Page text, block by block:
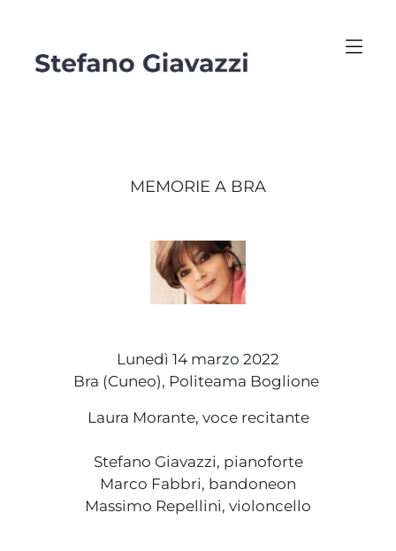
MEMORIE A BRA
Lunedì 14 marzo 2022
Bra (Cuneo), Politeama Boglione
Laura Morante, voce recitante
Stefano Giavazzi, pianoforte
Marco Fabbri, bandoneon
Massimo Repellini, violoncello